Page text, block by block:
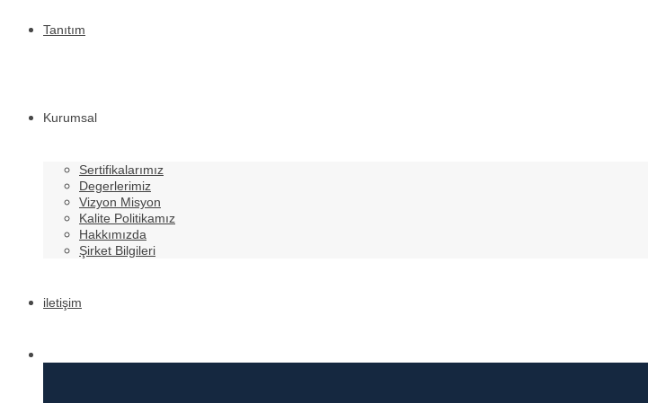
Tanıtım
Kurumsal
Sertifikalarımız
Degerlerimiz
Vizyon Misyon
Kalite Politikamız
Hakkımızda
Şirket Bilgileri
iletişim